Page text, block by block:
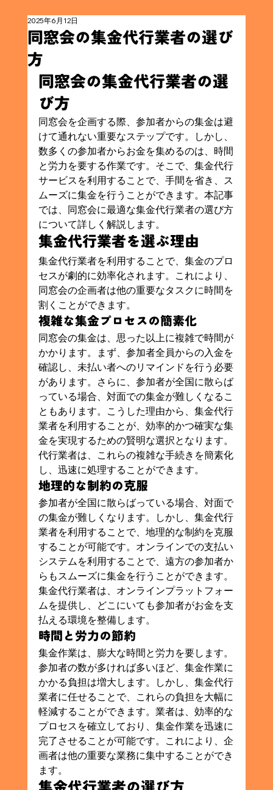
同窓会の集金代行業者の選び
方
2025年6月12日
同窓会の集金代行業者の選
び方
同窓会を企画する際、参加者からの集金は避
けて通れない重要なステップです。しかし、
数多くの参加者からお金を集めるのは、時間
と労力を要する作業です。そこで、集金代行
サービスを利用することで、手間を省き、ス
ムーズに集金を行うことができます。本記事
では、同窓会に最適な集金代行業者の選び方
について詳しく解説します。
集金代行業者を選ぶ理由
集金代行業者を利用することで、集金のプロ
セスが劇的に効率化されます。これにより、
同窓会の企画者は他の重要なタスクに時間を
割くことができます。
複雑な集金プロセスの簡素化
同窓会の集金は、思った以上に複雑で時間が
かかります。まず、参加者全員からの入金を
確認し、未払い者へのリマインドを行う必要
があります。さらに、参加者が全国に散らば
っている場合、対面での集金が難しくなるこ
ともあります。こうした理由から、集金代行
業者を利用することが、効率的かつ確実な集
金を実現するための賢明な選択となります。
代行業者は、これらの複雑な手続きを簡素化
し、迅速に処理することができます。
地理的な制約の克服
参加者が全国に散らばっている場合、対面で
の集金が難しくなります。しかし、集金代行
業者を利用することで、地理的な制約を克服
することが可能です。オンラインでの支払い
システムを利用することで、遠方の参加者か
らもスムーズに集金を行うことができます。
集金代行業者は、オンラインプラットフォー
ムを提供し、どこにいても参加者がお金を支
払える環境を整備します。
時間と労力の節約
集金作業は、膨大な時間と労力を要します。
参加者の数が多ければ多いほど、集金作業に
かかる負担は増大します。しかし、集金代行
業者に任せることで、これらの負担を大幅に
軽減することができます。業者は、効率的な
プロセスを確立しており、集金作業を迅速に
完了させることが可能です。これにより、企
画者は他の重要な業務に集中することができ
ます。
集金代行業者の選び方